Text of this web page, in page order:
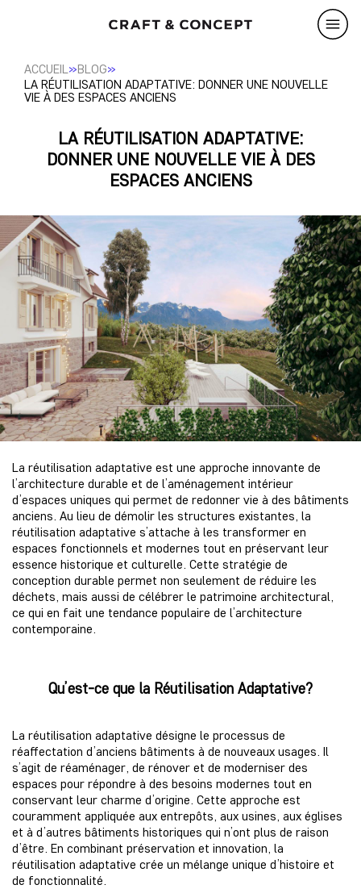
ACCUEIL»BLOG»
LA RÉUTILISATION ADAPTATIVE: DONNER UNE NOUVELLE
VIE À DES ESPACES ANCIENS
LA RÉUTILISATION ADAPTATIVE:
DONNER UNE NOUVELLE VIE À DES
ESPACES ANCIENS
La réutilisation adaptative est une approche innovante de
l’architecture durable et de l’aménagement intérieur
d’espaces uniques qui permet de redonner vie à des bâtiments
anciens. Au lieu de démolir les structures existantes, la
réutilisation adaptative s’attache à les transformer en
espaces fonctionnels et modernes tout en préservant leur
essence historique et culturelle. Cette stratégie de
conception durable permet non seulement de réduire les
déchets, mais aussi de célébrer le patrimoine architectural,
ce qui en fait une tendance populaire de l’architecture
contemporaine.
Qu’est-ce que la Réutilisation Adaptative?
La réutilisation adaptative désigne le processus de
réaffectation d’anciens bâtiments à de nouveaux usages. Il
s’agit de réaménager, de rénover et de moderniser des
espaces pour répondre à des besoins modernes tout en
conservant leur charme d’origine. Cette approche est
couramment appliquée aux entrepôts, aux usines, aux églises
et à d’autres bâtiments historiques qui n’ont plus de raison
d’être. En combinant préservation et innovation, la
réutilisation adaptative crée un mélange unique d’histoire et
de fonctionnalité.